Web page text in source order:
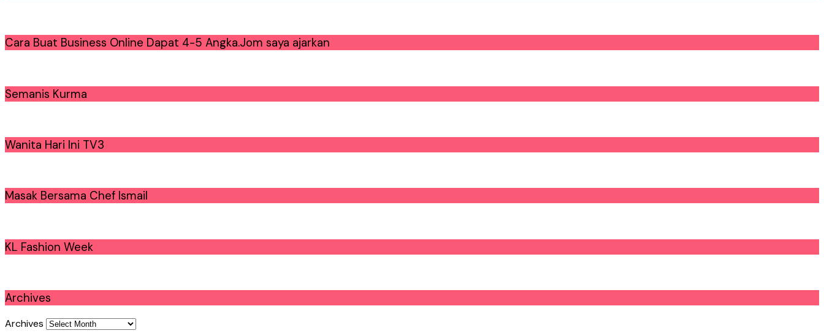
Cara Buat Business Online Dapat 4-5 Angka.Jom saya ajarkan
Semanis Kurma
Wanita Hari Ini TV3
Masak Bersama Chef Ismail
KL Fashion Week
Archives
Archives